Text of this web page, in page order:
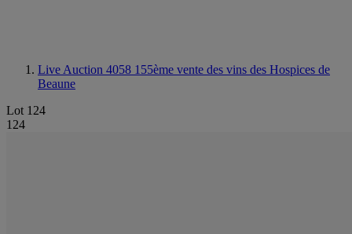
Live Auction 4058 155ème vente des vins des Hospices de
Beaune
Lot 124
124